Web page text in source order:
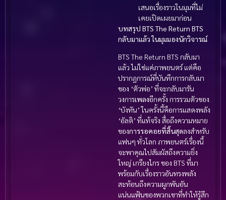
เสนอเรื่องราวในมุมที่ไม่
เคยเปิดเผยมาก่อน
บทสรุป BTS The Return BTS
กลับมาแล้ว ในมุมมองนักวิจารณ์
BTS The Return BTS กลับมา
แล้ว ไม่ใช่แค่ภาพยนตร์ แต่คือ
ปรากฏการณ์ที่บันทึกการกลับมา
ของ ‘ตัวพ่อ’ ที่จะกลับมารัน
วงการเพลงอีกครั้ง การรวมตัวของ
‘บังทัน’ ในครั้งนี้คือการแสดงพลัง
‘อัลติ’ ที่แท้จริง สื่อถึงความหมาย
ของการรอคอยที่สิ้นสุดลงสำหรับ
แฟนๆ ทั่วโลก ภาพยนตร์เรื่องนี้
จะพาคุณไปสัมผัสถึงความยิ่ง
ใหญ่ เกรียงไกร ของ BTS ที่มา
พร้อมกับเรื่องราวอันทรงพลัง
สะท้อนถึงความผูกพันอัน
แน่นแฟ้นของพวกเขาที่ทำให้รู้สึก